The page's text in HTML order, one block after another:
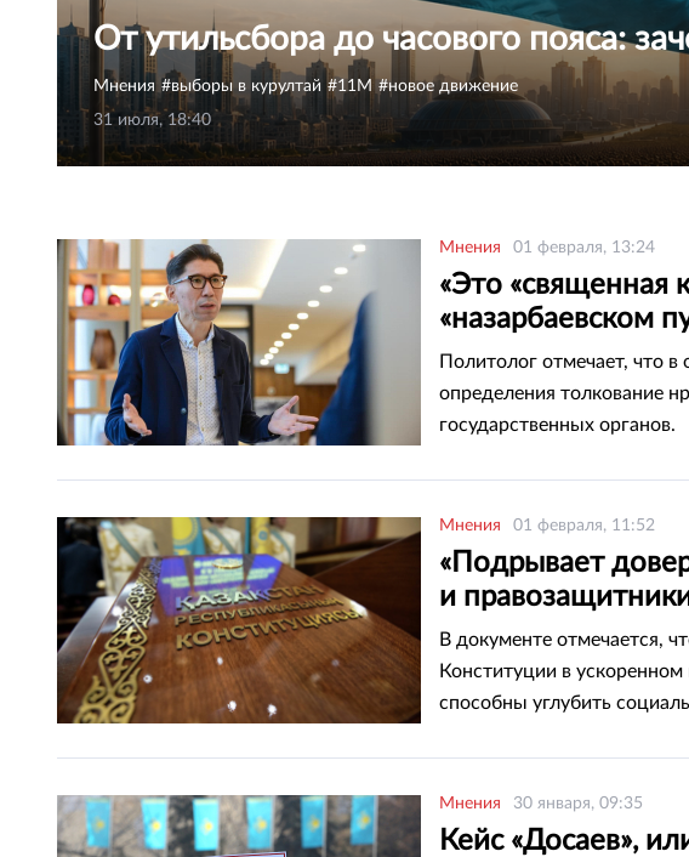
От утильсбора до часового пояса:
Мнения выборы в курултай 11М
новое движение
31 июля, 18:40
Мнения 01 февраля, 13:24
«Это «священная
«назарбаевском
Конституции
Политолог отмечает, что в
определения толкование
государственных органов.
Мнения 01 февраля, 11:52
«Подрывает
и
Казахстана
В документе отмечается,
Конституции в ускоренном
способны углубить
Мнения 30 января, 09:35
Кейс «Досаев»,